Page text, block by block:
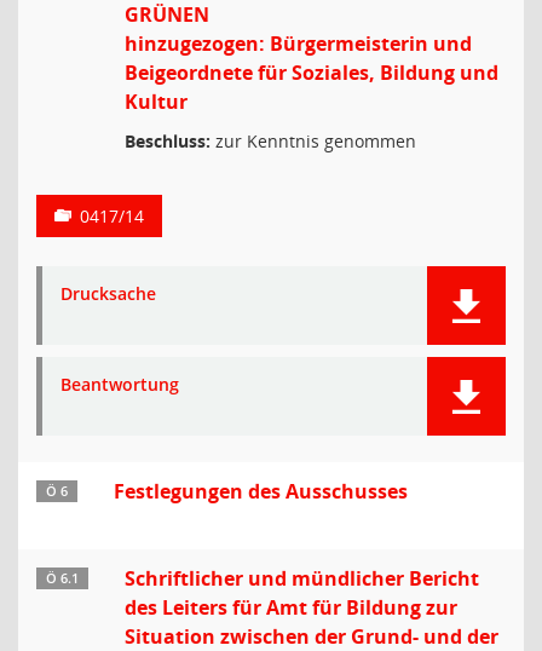
GRÜNEN
hinzugezogen: Bürgermeisterin und
Beigeordnete für Soziales, Bildung und
Kultur
Beschluss: zur Kenntnis genommen
0417/14
Drucksache
Beantwortung
Ö 6 Festlegungen des Ausschusses
Ö 6.1
Schriftlicher und mündlicher Bericht
des Leiters für Amt für Bildung zur
Situation zwischen der Grund- und der